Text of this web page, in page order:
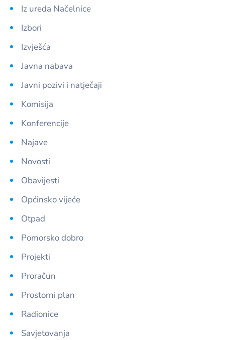
Iz ureda Načelnice
Izbori
Izvješća
Javna nabava
Javni pozivi i natječaji
Komisija
Konferencije
Najave
Novosti
Obavijesti
Općinsko vijeće
Otpad
Pomorsko dobro
Projekti
Proračun
Prostorni plan
Radionice
Savjetovanja